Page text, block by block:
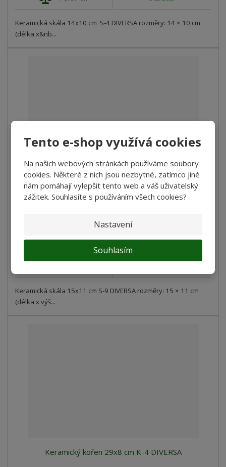
Tento e-shop využívá cookies
Na našich webových stránkách používáme soubory
cookies. Některé z nich jsou nezbytné, zatímco jiné
nám pomáhají vylepšit tento web a váš uživatelský
zážitek. Souhlasíte s používáním všech cookies?
Nastavení
Souhlasím
Keramická skála 14x10 cm S-4 DIVERSA rozměry: 14 × 10 cm
(délka x&nb...
Keramická skála 15x11 cm S-9 DIVERSA
Keramická skála 15x11 cm S-9 DIVERSA rozměry: 15 × 11 cm
(délka x výš...
Keramický kořen 29x8 cm K-4 DIVERSA